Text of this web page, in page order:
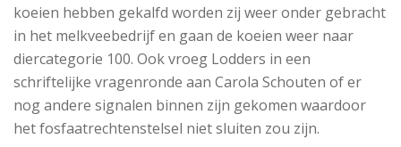
koeien hebben gekalfd worden zij weer onder gebracht
in het melkveebedrijf en gaan de koeien weer naar
diercategorie 100. Ook vroeg Lodders in een
schriftelijke vragenronde aan Carola Schouten of er
nog andere signalen binnen zijn gekomen waardoor
het fosfaatrechtenstelsel niet sluiten zou zijn.